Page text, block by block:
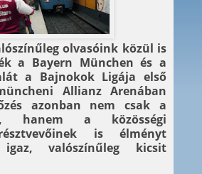
olvasóink közül is
a Bayern München és a
a Bajnokok Ligája első
Allianz Arenában
azonban nem csak a
hanem a közösségi
is élményt
valószínűleg kicsit